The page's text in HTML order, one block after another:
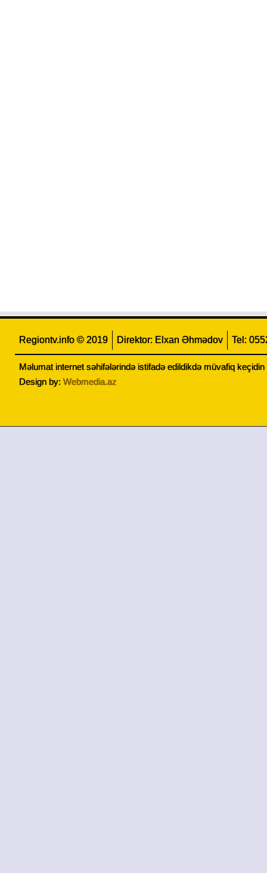
Regiontv.info © 2019 Direktor: Elxan Əhmədov Tel:
Məlumat internet səhifələrində istifadə edildikdə müvafiq keçidin
Design by: Webmedia.az